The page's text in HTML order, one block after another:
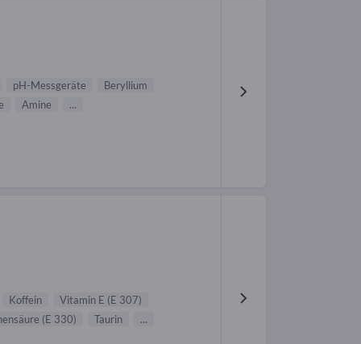
pH-Messgeräte
Beryllium
Amine ...
Koffein
Vitamin E (E 307)
(E 330) Taurin ...